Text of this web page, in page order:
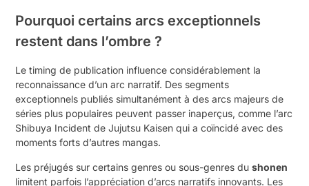
Pourquoi certains arcs exceptionnels
restent dans l’ombre ?
Le timing de publication influence considérablement la
reconnaissance d’un arc narratif. Des segments
exceptionnels publiés simultanément à des arcs majeurs de
séries plus populaires peuvent passer inaperçus, comme l’arc
Shibuya Incident de Jujutsu Kaisen qui a coïncidé avec des
moments forts d’autres mangas.
Les préjugés sur certains genres ou sous-genres dushonen
limitent parfois l’appréciation d’arcs narratifs innovants. Les